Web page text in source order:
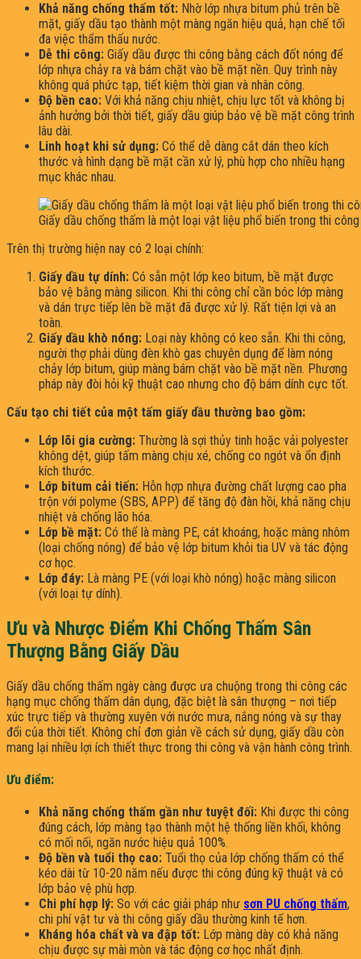
Khả năng chống thấm tốt: Nhờ lớp nhựa bitum phủ trên bề
mặt, giấy dầu tạo thành một màng ngăn hiệu quả, hạn chế tối
đa việc thẩm thấu nước.
Dễ thi công: Giấy dầu được thi công bằng cách đốt nóng để
lớp nhựa chảy ra và bám chặt vào bề mặt nền. Quy trình này
không quá phức tạp, tiết kiệm thời gian và nhân công.
Độ bền cao: Với khả năng chịu nhiệt, chịu lực tốt và không bị
ảnh hưởng bởi thời tiết, giấy dầu giúp bảo vệ bề mặt công trình
lâu dài.
Linh hoạt khi sử dụng: Có thể dễ dàng cắt dán theo kích
thước và hình dạng bề mặt cần xử lý, phù hợp cho nhiều hạng
mục khác nhau.
Giấy dầu chống thấm là một loại vật liệu phổ biến trong thi
Trên thị trường hiện nay có 2 loại chính:
Giấy dầu tự dính: Có sẵn một lớp keo bitum, bề mặt được
bảo vệ bằng màng silicon. Khi thi công chỉ cần bóc lớp màng
và dán trực tiếp lên bề mặt đã được xử lý. Rất tiện lợi và an
toàn.
Giấy dầu khò nóng: Loại này không có keo sẵn. Khi thi công,
người thợ phải dùng đèn khò gas chuyên dụng để làm nóng
chảy lớp bitum, giúp màng bám chặt vào bề mặt nền. Phương
pháp này đòi hỏi kỹ thuật cao nhưng cho độ bám dính cực tốt.
Cấu tạo chi tiết của một tấm giấy dầu thường bao gồm:
Lớp lõi gia cường: Thường là sợi thủy tinh hoặc vải polyester
không dệt, giúp tấm màng chịu xé, chống co ngót và ổn định
kích thước.
Lớp bitum cải tiến: Hỗn hợp nhựa đường chất lượng cao pha
trộn với polyme (SBS, APP) để tăng độ đàn hồi, khả năng chịu
nhiệt và chống lão hóa.
Lớp bề mặt: Có thể là màng PE, cát khoáng, hoặc màng nhôm
(loại chống nóng) để bảo vệ lớp bitum khỏi tia UV và tác động
cơ học.
Lớp đáy: Là màng PE (với loại khò nóng) hoặc màng silicon
(với loại tự dính).
Ưu và Nhược Điểm Khi Chống Thấm Sân
Thượng Bằng Giấy Dầu
Giấy dầu chống thấm ngày càng được ưa chuộng trong thi công các
hạng mục chống thấm dân dụng, đặc biệt là sân thượng – nơi tiếp
xúc trực tiếp và thường xuyên với nước mưa, nắng nóng và sự thay
đổi của thời tiết. Không chỉ đơn giản về cách sử dụng, giấy dầu còn
mang lại nhiều lợi ích thiết thực trong thi công và vận hành công trình.
Ưu điểm:
Khả năng chống thấm gần như tuyệt đối: Khi được thi công
đúng cách, lớp màng tạo thành một hệ thống liền khối, không
có mối nối, ngăn nước hiệu quả 100%.
Độ bền và tuổi thọ cao: Tuổi thọ của lớp chống thấm có thể
kéo dài từ 10-20 năm nếu được thi công đúng kỹ thuật và có
lớp bảo vệ phù hợp.
Chi phí hợp lý: So với các giải pháp như sơn PU chống thấm,
chi phí vật tư và thi công giấy dầu thường kinh tế hơn.
Kháng hóa chất và va đập tốt: Lớp màng dày có khả năng
chịu được sự mài mòn và tác động cơ học nhất định.